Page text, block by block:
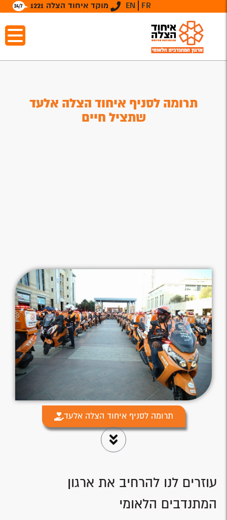
מוקד איחוד הצלה 1221 EN FR
תרומה לסניף איחוד הצלה אלעד
שתציל חיים
תרומה לסניף איחוד הצלה אלעד
עוזרים לנו להרחיב את ארגון
המתנדבים הלאומי